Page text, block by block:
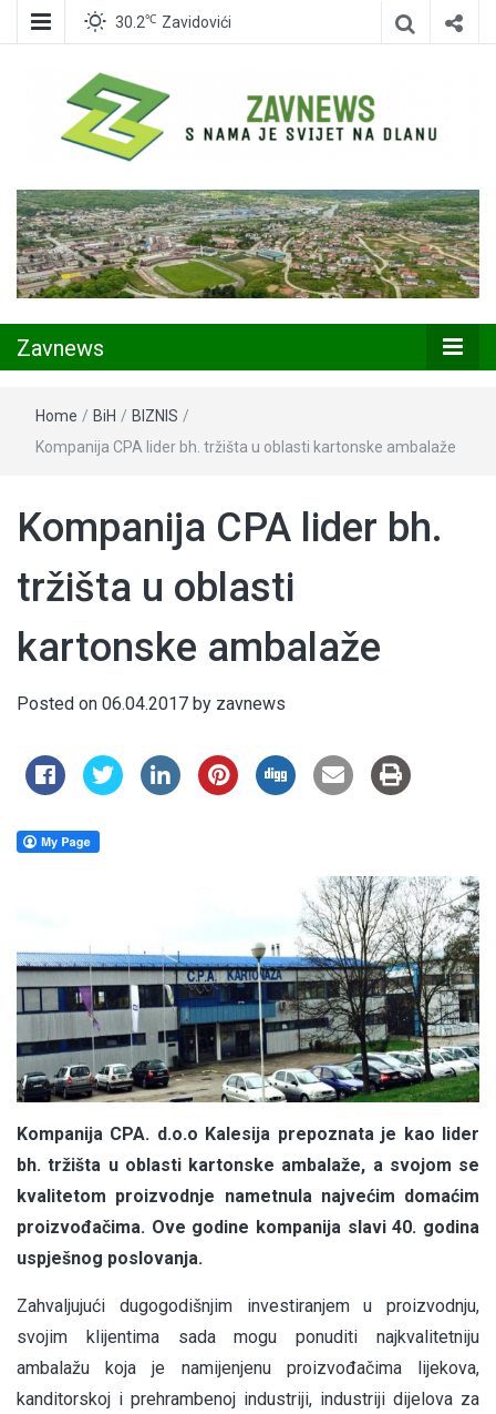
30.2℃ Zavidovići
Zavnews
Zavnews
Home / BiH / BIZNIS /
Kompanija CPA lider bh. tržišta u oblasti kartonske ambalaže
Kompanija CPA lider bh.
tržišta u oblasti
kartonske ambalaže
Posted on 06.04.2017 by zavnews
Kompanija CPA. d.o.o Kalesija prepoznata je kao lider
bh. tržišta u oblasti kartonske ambalaže, a svojom se
kvalitetom proizvodnje nametnula najvećim domaćim
proizvođačima. Ove godine kompanija slavi 40. godina
uspješnog poslovanja.
Zahvaljujući dugogodišnjim investiranjem u proizvodnju,
svojim klijentima sada mogu ponuditi najkvalitetniju
ambalažu koja je namijenjenu proizvođačima lijekova,
kanditorskoj i prehrambenoj industriji, industriji dijelova za